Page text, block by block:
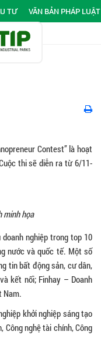
TƯ VĂN BẢN PHÁP LUẬT
Contest” là hoạt
thi sẽ diễn ra từ 6/11-
minh họa
nghiệp trong top 10
nước và quốc tế. Một số
tin bất động sản, cư dân,
kết nối; Finhay – Doanh
Nam.
khởi nghiệp sáng tạo
Công nghệ tài chính, Công